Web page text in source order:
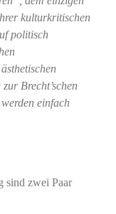
kulturkritischen
politisch
Brecht’schen
einfach
sind zwei Paar